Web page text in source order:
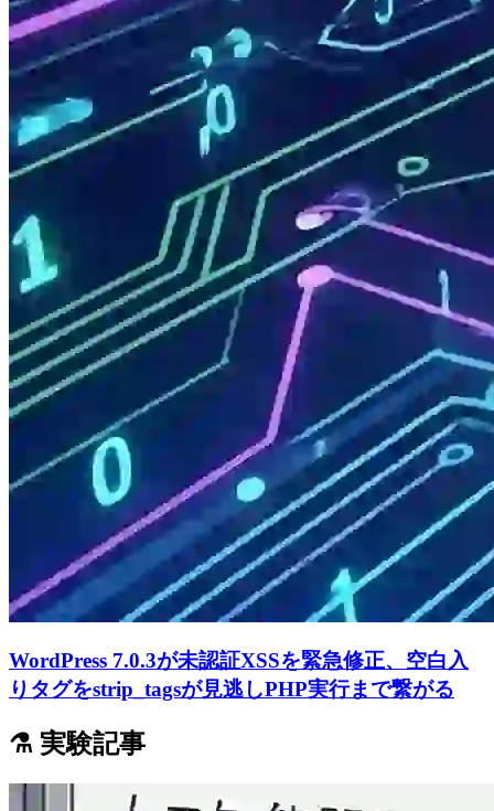
WordPress 7.0.3が未認証XSSを緊急修正、空白入
りタグをstrip_tagsが見逃しPHP実行まで繋がる
⚗️ 実験記事